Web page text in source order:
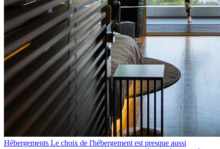
Hébergements Le choix de l'hébergement est presque aussi